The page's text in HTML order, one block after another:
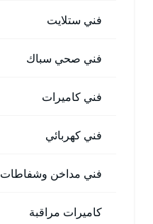
فني ستلايت
فني صحي سباك
فني كاميرات
فني كهربائي
فني مداخن وشفاطات
كاميرات مراقبة